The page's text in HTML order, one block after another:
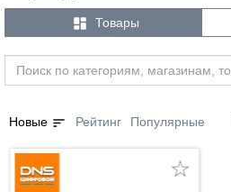
 Товары
Новые sort Рейтинг Популярные